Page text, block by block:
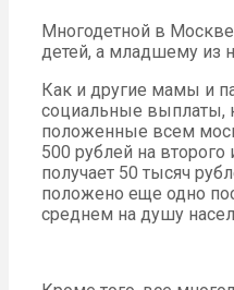
Многодетной в Москве
детей, а младшему из
Как и другие мамы и
социальные выплаты,
положенные всем
500 рублей на
получает 50 тысяч
положено еще одно
среднем на душу